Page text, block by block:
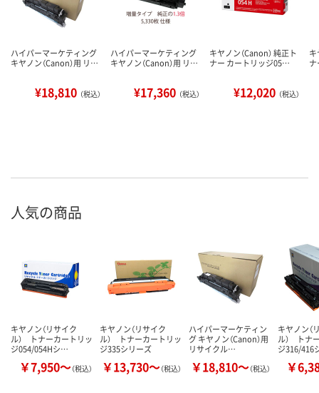
ハイパーマーケティング
キヤノン（Canon）用 リ…
¥18,810 （税込）
ハイパーマーケティング
キヤノン（Canon）用 リ…
¥17,360 （税込）
キヤノン（Canon） 純正ト
ナー カートリッジ05…
¥12,020 （税込）
キ
人気の商品
キヤノン（リサイク
ル） トナーカートリッ
ジ054/054Hシ…
￥7,950～（税込）
キヤノン（リサイク
ル） トナーカートリッ
ジ335シリーズ
￥13,730～（税込）
ハイパーマーケティン
グ キヤノン（Canon）用
リサイクル…
￥18,810～（税込）
キヤノン（
ル） トナ
ジ316/416
￥